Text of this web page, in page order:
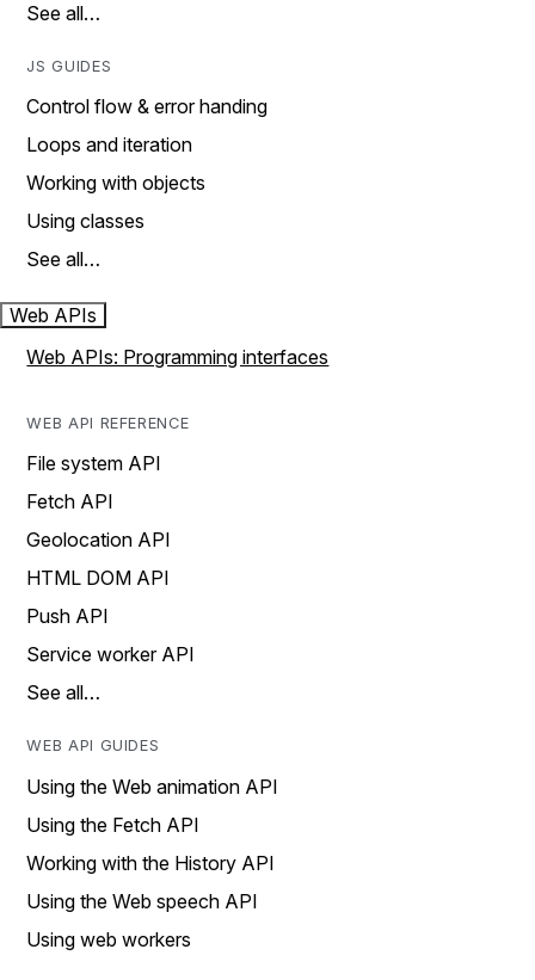
See all…
JS GUIDES
Control flow & error handing
Loops and iteration
Working with objects
Using classes
See all…
Web APIs
Web APIs: Programming interfaces
WEB API REFERENCE
File system API
Fetch API
Geolocation API
HTML DOM API
Push API
Service worker API
See all…
WEB API GUIDES
Using the Web animation API
Using the Fetch API
Working with the History API
Using the Web speech API
Using web workers